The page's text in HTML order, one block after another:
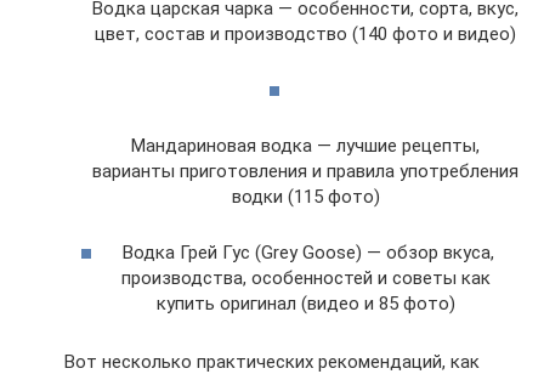
Boдка царская чарка — особенности, сорта, вкус,
цвет, состав и производство (140 фото и видео)
Мандариновая водка — лучшие рецепты,
варианты приготовления и правила употребления
водки (115 фото)
Водка Грей Гус (Grey Goose) — обзор вкуса,
производства, особенностей и советы как
купить оригинал (видео и 85 фото)
Вот несколько практических рекомендаций, как